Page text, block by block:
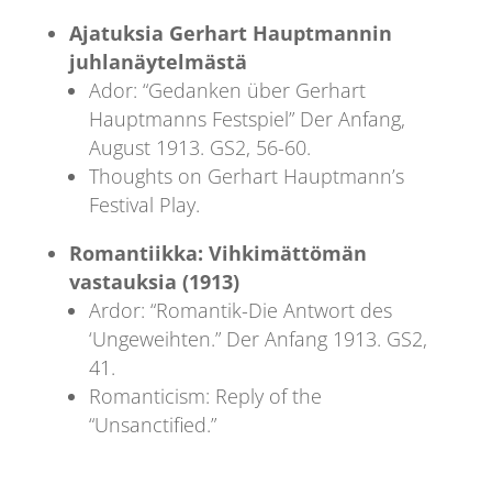
Ajatuksia Gerhart Hauptmannin
juhlanäytelmästä
Ador: “Gedanken über Gerhart
Hauptmanns Festspiel” Der Anfang,
August 1913. GS2, 56-60.
Thoughts on Gerhart Hauptmann’s
Festival Play.
Romantiikka: Vihkimättömän
vastauksia (1913)
Ardor: “Romantik-Die Antwort des
‘Ungeweihten.” Der Anfang 1913. GS2,
41.
Romanticism: Reply of the
“Unsanctified.”